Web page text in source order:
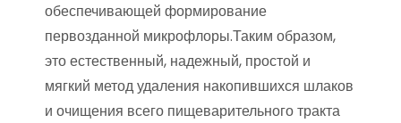
обеспечивающей формирование
первозданной микрофлоры.Таким образом,
это естественный, надежный, простой и
мягкий метод удаления накопившихся шлаков
и очищения всего пищеварительного тракта